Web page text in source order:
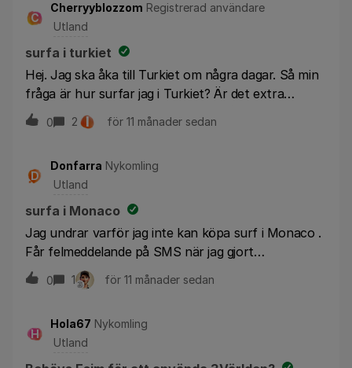
C
Cherryyblozzom Registrerad användare
Utland
surfa i turkiet
Hej. Jag ska åka till Turkiet om några dagar. Så min
fråga är hur surfar jag i Turkiet? Är det extra
kostnader ? Kan man köpa till ngt så man kan
surfar fritt? Mvh Linn
0 2 I för 11 månader sedan
D
Donfarra Nykomling
Utland
surfa i Monaco
Jag undrar varför jag inte kan köpa surf i Monaco .
Får felmeddelande på SMS när jag gjort
beställningen ”Hej! Du har inte möjlighet att köpa
tjänsten. Hälsningar Tre [ID301]”
0 1 för 11 månader sedan
H
Hola67 Nykomling
Utland